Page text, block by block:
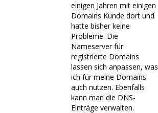
einigen Jahren mit einigen
Domains Kunde dort und
hatte bisher keine
Probleme. Die
Nameserver für
registrierte Domains
lassen sich anpassen, was
ich für meine Domains
auch nutzen. Ebenfalls
kann man die DNS-
Einträge verwalten.